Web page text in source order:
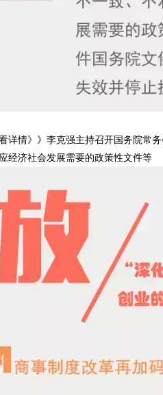
情》》李克强主持召开国务院常务
经济社会发展需要的政策性文件等